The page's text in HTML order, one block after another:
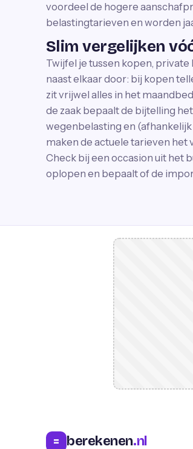
voordeel de hogere
belastingtarieven en worden
Slim vergelijken
Twijfel je tussen kopen, private
naast elkaar door: bij kopen
zit vrijwel alles in het
de zaak bepaalt de bijtelling
wegenbelasting en
maken de actuele tarieven het
Check bij een occasion uit het
oplopen en bepaalt of de
= berekenen.nl